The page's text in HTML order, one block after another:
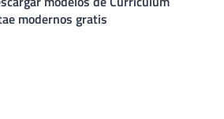
modernos gratis